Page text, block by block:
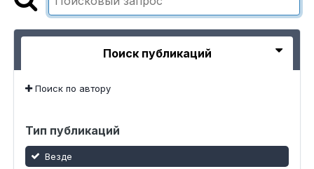
Поиск публикаций
Поиск по автору
Тип публикаций
Везде